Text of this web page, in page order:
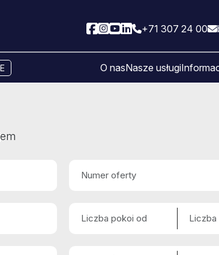
Social link
Social link
Social link
Social link
+71 307 24 00
O nasNasze usługi